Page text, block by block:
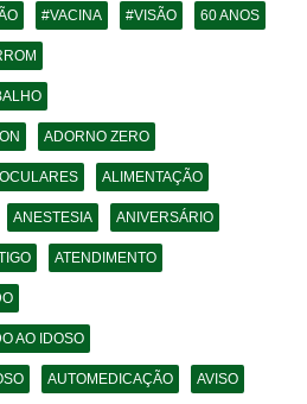
#VACINA #VISÃO 60 ANOS
ADORNO ZERO
ALIMENTAÇÃO
ANESTESIA ANIVERSÁRIO
ATENDIMENTO
AO IDOSO
AUTOMEDICAÇÃO AVISO